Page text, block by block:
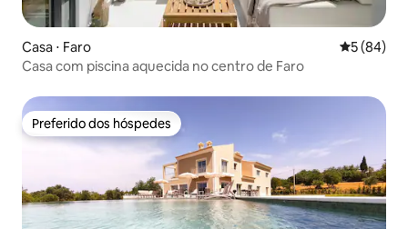
Casa ⋅ Faro 5 de uma
5 (84)
Casa com piscina aquecida no centro de Faro
Preferido dos hóspedes
Preferido dos hóspedes